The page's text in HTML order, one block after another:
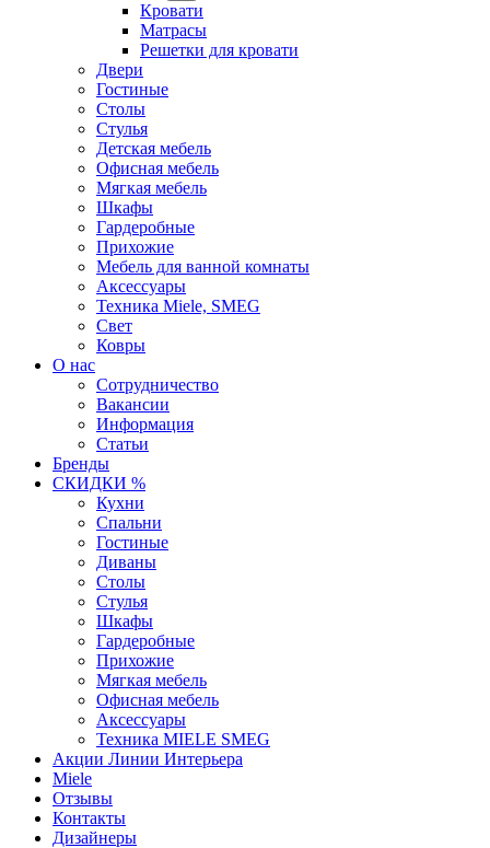
Кровати
Матрасы
Решетки для кровати
Двери
Гостиные
Столы
Стулья
Детская мебель
Офисная мебель
Мягкая мебель
Шкафы
Гардеробные
Прихожие
Мебель для ванной комнаты
Аксессуары
Техника Miele, SMEG
Свет
Ковры
О нас
Сотрудничество
Вакансии
Информация
Статьи
Бренды
СКИДКИ %
Кухни
Спальни
Гостиные
Диваны
Столы
Стулья
Шкафы
Гардеробные
Прихожие
Мягкая мебель
Офисная мебель
Аксессуары
Техника MIELE SMEG
Акции Линии Интерьера
Miele
Отзывы
Контакты
Дизайнеры